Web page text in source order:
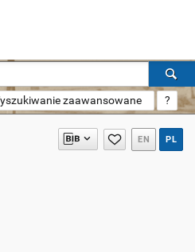
zaawansowane ?
EN PL